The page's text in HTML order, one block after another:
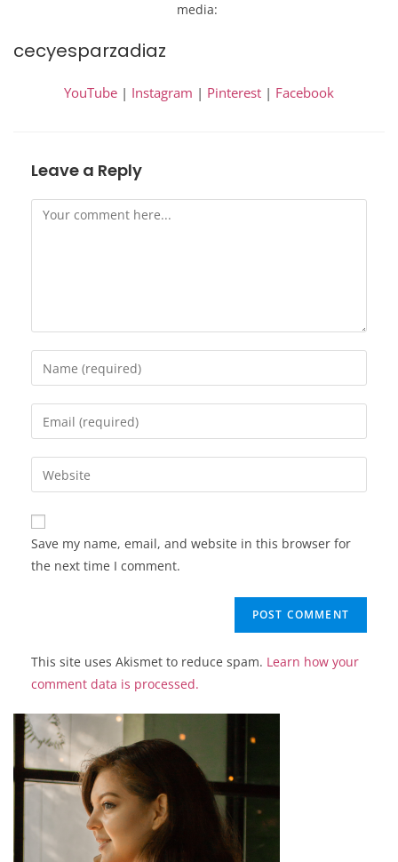
media:
cecyesparzadiaz
YouTube | Instagram | Pinterest | Facebook
Leave a Reply
Comment
Enter
your
name
comment
Enter
your
email
address
comment
Enter
your
website
URL
(optional)
Save my name, email, and website in this browser for
the next time I comment.
This site uses Akismet to reduce spam. Learn how your
comment data is processed.